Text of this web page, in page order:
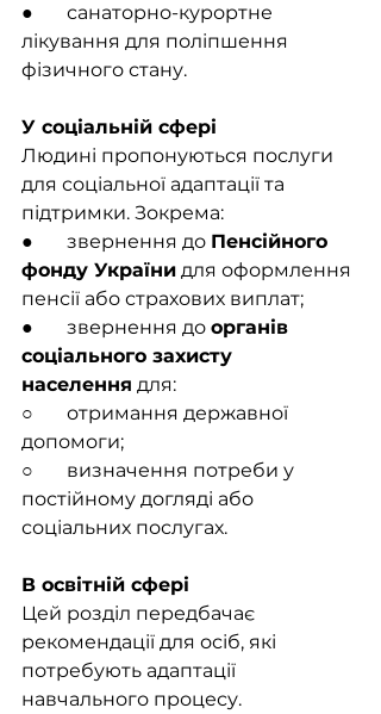
●       санаторно-курортне
лікування для поліпшення
фізичного стану.
У соціальній сфері
Людині пропонуються послуги
для соціальної адаптації та
підтримки. Зокрема:
●       звернення до Пенсійного
фонду України для оформлення
пенсії або страхових виплат;
●       звернення до органів
соціального захисту
населення для:
○       отримання державної
допомоги;
○       визначення потреби у
постійному догляді або
соціальних послугах.
В освітній сфері
Цей розділ передбачає
рекомендації для осіб, які
потребують адаптації
навчального процесу.